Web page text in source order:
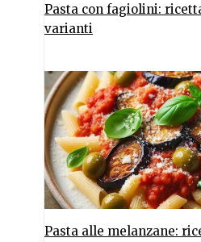
Pasta con fagiolini:
varianti
Pasta alle melanzane: